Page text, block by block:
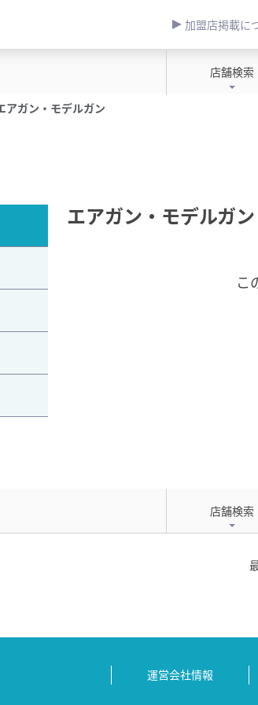
加盟店掲載に
店舗検索
アガン・モデルガン
エアガン・モデルガン
こ
店舗検索
運営会社情報